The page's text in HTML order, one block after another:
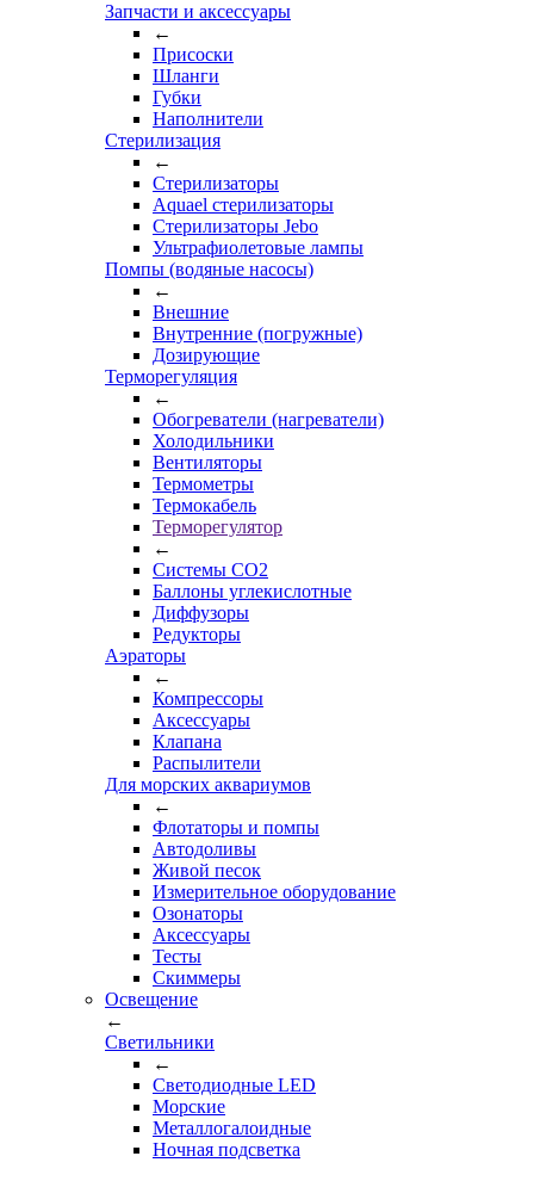
Запчасти и аксессуары
←
Присоски
Шланги
Губки
Наполнители
Стерилизация
←
Стерилизаторы
Aquael стерилизаторы
Стерилизаторы Jebo
Ультрафиолетовые лампы
Помпы (водяные насосы)
←
Внешние
Внутренние (погружные)
Дозирующие
Терморегуляция
←
Обогреватели (нагреватели)
Холодильники
Вентиляторы
Термометры
Термокабель
Терморегулятор
←
Системы CO2
Баллоны углекислотные
Диффузоры
Редукторы
Аэраторы
←
Компрессоры
Аксессуары
Клапана
Распылители
Для морских аквариумов
←
Флотаторы и помпы
Автодоливы
Живой песок
Измерительное оборудование
Озонаторы
Аксессуары
Тесты
Cкиммеры
Освещение
←
Светильники
←
Cветодиодные LED
Морские
Металлогалоидные
Ночная подсветка